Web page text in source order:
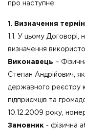
про наступне:
1. Визначення
1.1. У цьому Договорі,
визначення
Виконавець –
Степан Андрійович,
державного реєстру
підприємців та
10.12.2009 року,
Замовник - фізична